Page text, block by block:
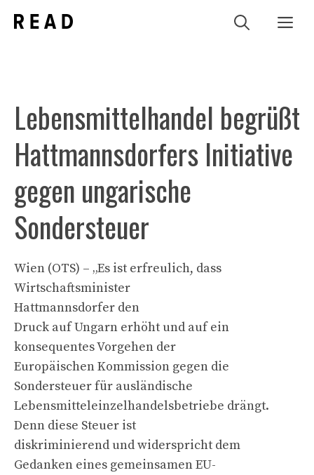
Inhalt
Lebensmittelhandel begrüßt
Hattmannsdorfers Initiative
gegen ungarische
Sondersteuer
Wien (OTS) – „Es ist erfreulich, dass
Wirtschaftsminister
Hattmannsdorfer den
Druck auf Ungarn erhöht und auf ein
konsequentes Vorgehen der
Europäischen Kommission gegen die
Sondersteuer für ausländische
Lebensmitteleinzelhandelsbetriebe drängt.
Denn diese Steuer ist
diskriminierend und widerspricht dem
Gedanken eines gemeinsamen EU-